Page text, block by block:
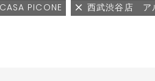
CASA PICONE 西武渋谷店 ア